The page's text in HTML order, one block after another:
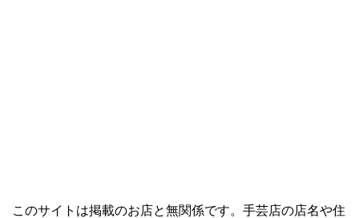
このサイトは掲載のお店と無関係です。手芸店の店名や住